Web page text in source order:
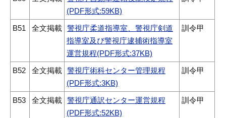
(PDF形式:59KB)
B51 全文掲載 警視庁柔道指導室、警視庁剣道
指導室及び警視庁逮捕術指導室
運営規程(PDF形式:37KB)
訓令甲
B52 全文掲載 警視庁術科センター管理規程
(PDF形式:3KB)
訓令甲
B53 全文掲載 警視庁通訳センター運営規程
(PDF形式:52KB)
訓令甲